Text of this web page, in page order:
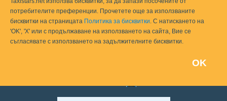
потребителите преференции. Прочетете още за използваните
бисквитки на страницата Политика за бисквитки. С натискането на
'OK', 'X' или с продължаване на използването на сайта, Вие се
съгласявате с използването на задължителните бисквитки.
OK